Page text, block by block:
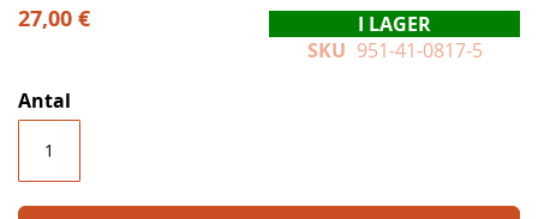
bildgalleriet
27,00 €
I LAGER
SKU 951-41-0817-5
Antal